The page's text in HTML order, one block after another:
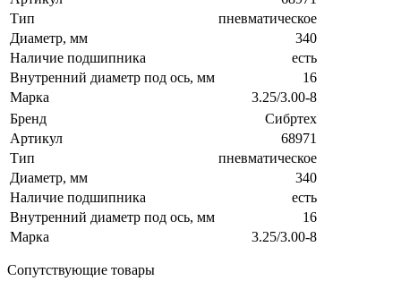
Тип
пневматическое
Диаметр, мм
340
Наличие подшипника
есть
Внутренний диаметр под ось, мм
16
Марка
3.25/3.00-8
Бренд
Сибртех
Артикул
68971
Тип
пневматическое
Диаметр, мм
340
Наличие подшипника
есть
Внутренний диаметр под ось, мм
16
Марка
3.25/3.00-8
Сопутствующие товары